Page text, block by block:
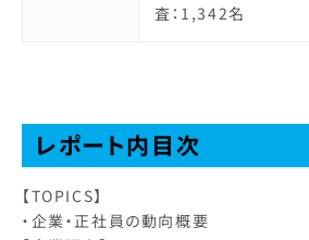
査：1,342名
レポート内目次
【TOPICS】
・企業・正社員の動向概要